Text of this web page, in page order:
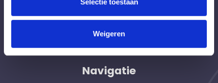
Selectie toestaan
Weigeren
Hét interim bemiddelingsbureau voor
opdrachtgevers en interim, freelance en ZZP
professionals in heel Nederland. Ook loondienst.
Navigatie